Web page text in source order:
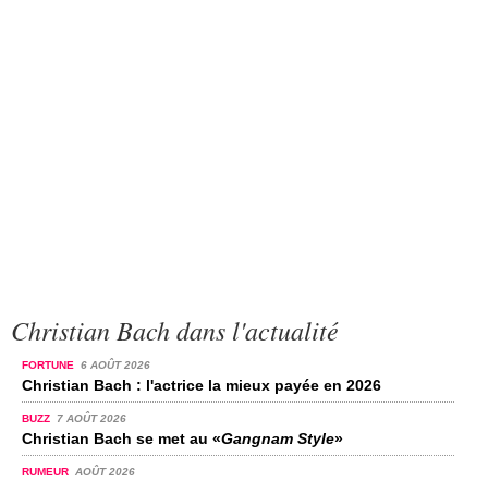
Christian Bach dans l'actualité
FORTUNE 6 AOÛT 2026
Christian Bach : l'actrice la mieux payée en 2026
BUZZ 7 AOÛT 2026
Christian Bach se met au «Gangnam Style»
RUMEUR AOÛT 2026